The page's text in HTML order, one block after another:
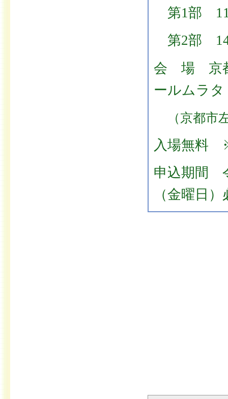
第1部 11
第2部 14
会 場 京
ールムラタ
（京都市
入場無料
申込期間
（金曜日